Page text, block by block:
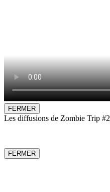
FERMER
Les diffusions de Zombie Trip #2
FERMER